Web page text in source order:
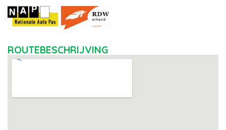
ROUTEBESCHRIJVING